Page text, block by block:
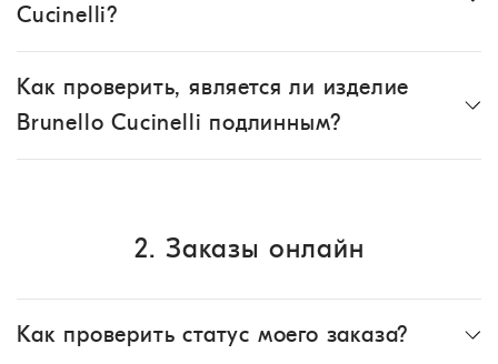
Cucinelli?
Как проверить, является ли изделие
Brunello Cucinelli подлинным?
2. Заказы онлайн
Как проверить статус моего заказа?